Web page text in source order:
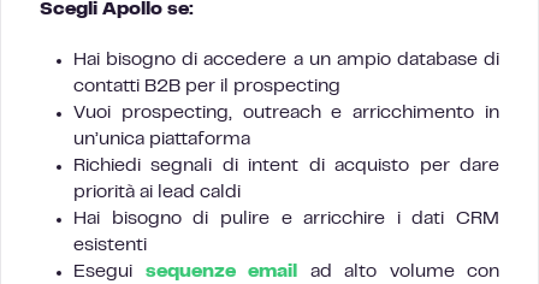
Scegli Apollo se:
Hai bisogno di accedere a un ampio database di
contatti B2B per il prospecting
Vuoi prospecting, outreach e arricchimento in
un’unica piattaforma
Richiedi segnali di intent di acquisto per dare
priorità ai lead caldi
Hai bisogno di pulire e arricchire i dati CRM
esistenti
Esegui sequenze email
ad alto volume con